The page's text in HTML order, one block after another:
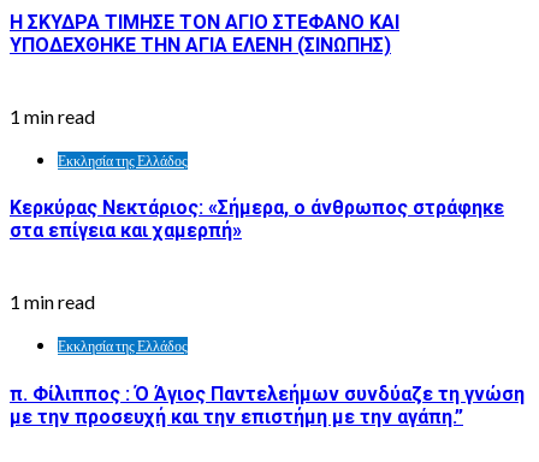
Η ΣΚΥΔΡΑ ΤΙΜΗΣΕ ΤΟΝ ΑΓΙΟ ΣΤΕΦΑΝΟ ΚΑΙ
ΥΠΟΔΕΧΘΗΚΕ ΤΗΝ ΑΓΙΑ ΕΛΕΝΗ (ΣΙΝΩΠΗΣ)
1 min read
Εκκλησία της Ελλάδος
Κερκύρας Νεκτάριος: «Σήμερα, ο άνθρωπος στράφηκε
στα επίγεια και χαμερπή»
1 min read
Εκκλησία της Ελλάδος
π. Φίλιππος : Ό Άγιος Παντελεήμων συνδύαζε τη γνώση
με την προσευχή και την επιστήμη με την αγάπη.”